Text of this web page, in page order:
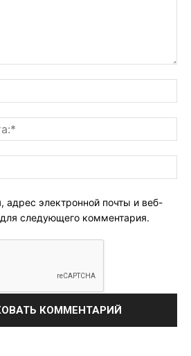
адрес электронной почты и веб-
следующего комментария.